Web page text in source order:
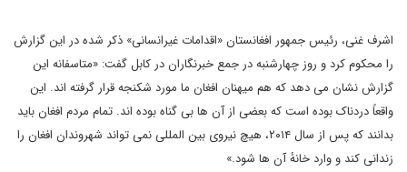
اشرف غنی، رئیس جمهور افغانستان «اقدامات غیرانسانی» ذکر شده در این گزارش
را محکوم کرد و روز چهارشنبه در جمع خبرنگاران در کابل گفت: «متاسفانه این
گزارش نشان می دهد که هم میهنان افغان ما مورد شکنجه قرار گرفته اند. این
واقعاً دردناک بوده است که بعضی از آن ها بی گناه بوده اند. تمام مردم افغان باید
بدانند که پس از سال ۲۰۱۴، هیچ نیروی بین المللی نمی تواند شهروندان افغان را
زندانی کند و وارد خانهٔ آن ها شود.»